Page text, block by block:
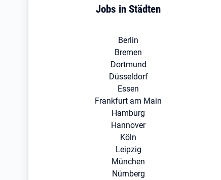
Jobs in Städten
Berlin
Bremen
Dortmund
Düsseldorf
Essen
Frankfurt am Main
Hamburg
Hannover
Köln
Leipzig
München
Nürnberg